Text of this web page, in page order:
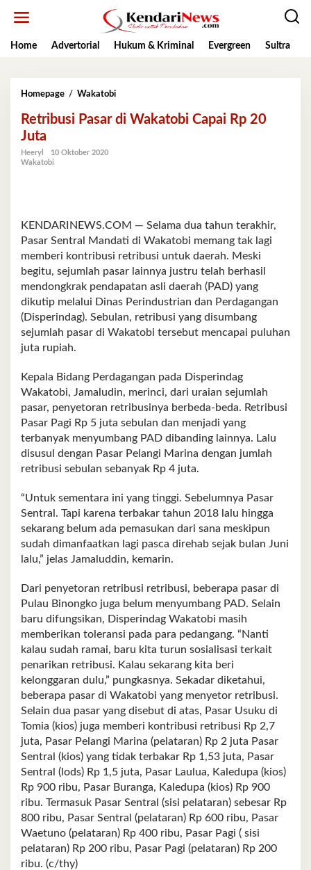
Home
Advertorial Hukum & Kriminal Evergreen Sultra
Homepage / WakatobiRetribusi
di
Retribusi Pasar di Wakatobi Capai Rp 20
Juta
Heeryl
10 Oktober 2020
Wakatobi
KENDARINEWS.COM — Selama dua tahun terakhir,
Pasar Sentral Mandati di Wakatobi memang tak lagi
memberi kontribusi retribusi untuk daerah. Meski
begitu, sejumlah pasar lainnya justru telah berhasil
mendongkrak pendapatan asli daerah (PAD) yang
dikutip melalui Dinas Perindustrian dan Perdagangan
(Disperindag). Sebulan, retribusi yang disumbang
sejumlah pasar di Wakatobi tersebut mencapai puluhan
juta rupiah.
Kepala Bidang Perdagangan pada Disperindag
Wakatobi, Jamaludin, merinci, dari uraian sejumlah
pasar, penyetoran retribusinya berbeda-beda. Retribusi
Pasar Pagi Rp 5 juta sebulan dan menjadi yang
terbanyak menyumbang PAD dibanding lainnya. Lalu
disusul dengan Pasar Pelangi Marina dengan jumlah
retribusi sebulan sebanyak Rp 4 juta.
“Untuk sementara ini yang tinggi. Sebelumnya Pasar
Sentral. Tapi karena terbakar tahun 2018 lalu hingga
sekarang belum ada pemasukan dari sana meskipun
sudah dimanfaatkan lagi pasca direhab sejak bulan Juni
lalu,” jelas Jamaluddin, kemarin.
Dari penyetoran retribusi retribusi, beberapa pasar di
Pulau Binongko juga belum menyumbang PAD. Selain
baru difungsikan, Disperindag Wakatobi masih
memberikan toleransi pada para pedangang. “Nanti
kalau sudah ramai, baru kita turun sosialisasi terkait
penarikan retribusi. Kalau sekarang kita beri
kelonggaran dulu,” pungkasnya. Sekadar diketahui,
beberapa pasar di Wakatobi yang menyetor retribusi.
Selain dua pasar yang disebut di atas, Pasar Usuku di
Tomia (kios) juga memberi kontribusi retribusi Rp 2,7
juta, Pasar Pelangi Marina (pelataran) Rp 2 juta Pasar
Sentral (kios) yang tidak terbakar Rp 1,53 juta, Pasar
Sentral (lods) Rp 1,5 juta, Pasar Laulua, Kaledupa (kios)
Rp 900 ribu, Pasar Buranga, Kaledupa (kios) Rp 900
ribu. Termasuk Pasar Sentral (sisi pelataran) sebesar Rp
800 ribu, Pasar Sentral (pelataran) Rp 600 ribu, Pasar
Waetuno (pelataran) Rp 400 ribu, Pasar Pagi ( sisi
pelataran) Rp 200 ribu, Pasar Pagi (pelataran) Rp 200
ribu. (c/thy)